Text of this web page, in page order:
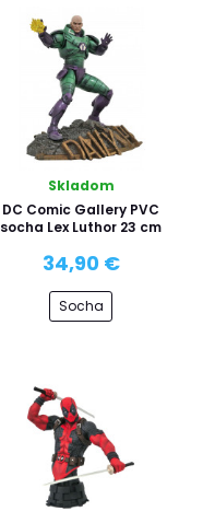
Skladom
DC Comic Gallery PVC
socha Lex Luthor 23 cm
34,90 €
Socha